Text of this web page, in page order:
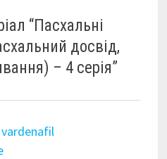
“Пасхальні
досвід,
– 4 серія”
vardenafil